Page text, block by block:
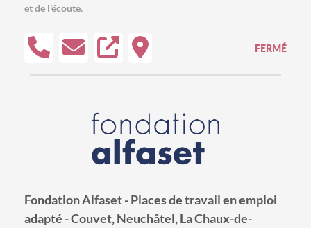
et de l'écoute.
FERMÉ
Fondation Alfaset - Places de travail en emploi
adapté - Couvet, Neuchâtel, La Chaux-de-